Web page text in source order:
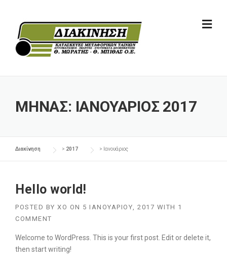
content
ΜΉΝΑΣ: ΙΑΝΟΥΆΡΙΟΣ 2017
Διακίνηση > 2017 > Ιανουάριος
Hello world!
POSTED BY XO ON 5 ΙΑΝΟΥΑΡΊΟΥ, 2017 WITH 1
COMMENT
Welcome to WordPress. This is your first post. Edit or delete it,
then start writing!